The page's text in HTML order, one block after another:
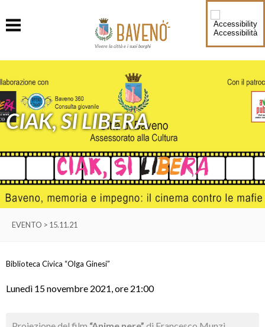
Accessibilità
Vivere la città e i suoi borghi
CIAK, SI LIBERA
EVENTO > 15.11.21
Biblioteca Civica “Olga Ginesi”
Lunedì 15 novembre 2021, ore 21:00